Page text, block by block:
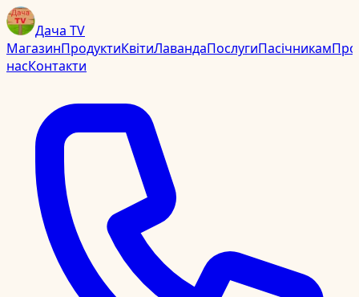
Дача TV
МагазинПродуктиКвітиЛавандаПослугиПасічникамПро
насКонтакти